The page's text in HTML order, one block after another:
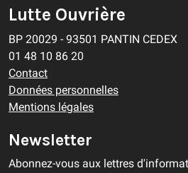
Lutte Ouvrière
BP 20029 - 93501 PANTIN CEDEX
01 48 10 86 20
Contact
Données personnelles
Mentions légales
Newsletter
Abonnez-vous aux lettres